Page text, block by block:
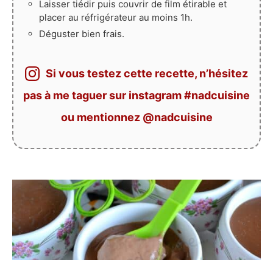
Laisser tiédir puis couvrir de film étirable et
placer au réfrigérateur au moins 1h.
Déguster bien frais.
Si vous testez cette recette, n’hésitez
pas à me taguer sur instagram #nadcuisine
ou mentionnez @nadcuisine